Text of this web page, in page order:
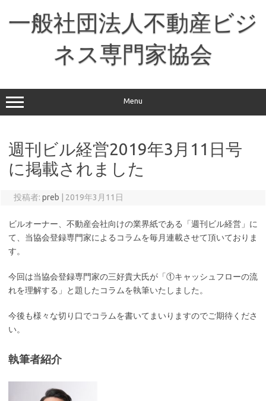
一般社団法人不動産ビジ
ネス専門家協会
Menu
週刊ビル経営2019年3月11日号
に掲載されました
投稿者: preb 2019年3月11日
ビルオーナー、不動産会社向けの業界紙である「週刊ビル経営」に
て、当協会登録専門家によるコラムを毎月連載させて頂いておりま
す。
今回は当協会登録専門家の三好貴大氏が「①キャッシュフローの流
れを理解する」と題したコラムを執筆いたしました。
今後も様々な切り口でコラムを書いてまいりますのでご期待くださ
い。
執筆者紹介